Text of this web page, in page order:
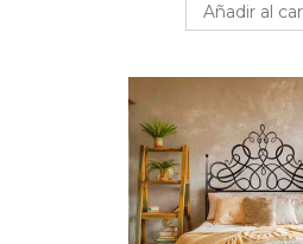
Añadir al